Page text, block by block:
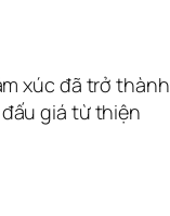
xúc đã trở thành
giá từ thiện